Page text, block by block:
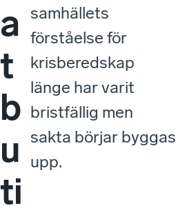
a
t
b
u
ti
samhällets
förståelse för
krisberedskap
länge har varit
bristfällig men
sakta börjar byggas
upp.